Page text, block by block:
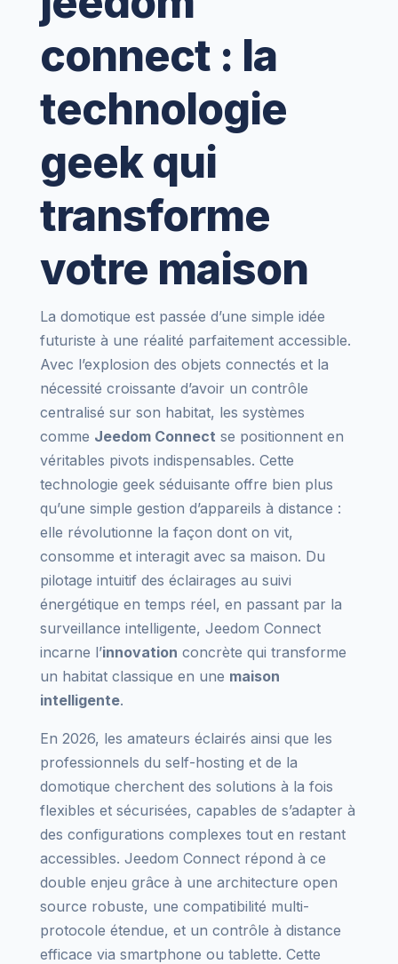
connect : la
technologie
geek qui
transforme
votre maison
La domotique est passée d’une simple idée
futuriste à une réalité parfaitement accessible.
Avec l’explosion des objets connectés et la
nécessité croissante d’avoir un contrôle
centralisé sur son habitat, les systèmes
comme Jeedom Connect se positionnent en
véritables pivots indispensables. Cette
technologie geek séduisante offre bien plus
qu’une simple gestion d’appareils à distance :
elle révolutionne la façon dont on vit,
consomme et interagit avec sa maison. Du
pilotage intuitif des éclairages au suivi
énergétique en temps réel, en passant par la
surveillance intelligente, Jeedom Connect
incarne l’innovation concrète qui transforme
un habitat classique en une maison
intelligente.
En 2026, les amateurs éclairés ainsi que les
professionnels du self-hosting et de la
domotique cherchent des solutions à la fois
flexibles et sécurisées, capables de s’adapter à
des configurations complexes tout en restant
accessibles. Jeedom Connect répond à ce
double enjeu grâce à une architecture open
source robuste, une compatibilité multi-
protocole étendue, et un contrôle à distance
efficace via smartphone ou tablette. Cette